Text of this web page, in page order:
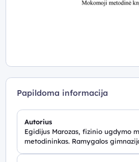
Papildoma informacija
Autorius
Egidijus Marozas, fizinio ugdymo
metodininkas. Ramygalos